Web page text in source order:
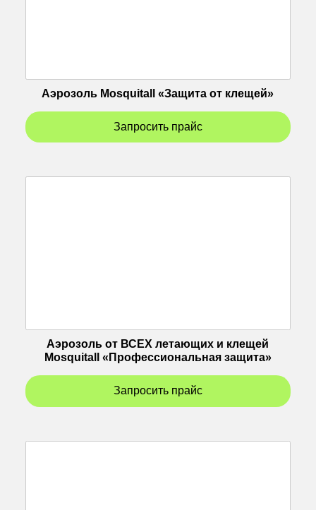
Аэрозоль Mosquitall «Защита от клещей»
Запросить прайс
Аэрозоль от ВСЕХ летающих и клещей
Mosquitall «Профессиональная защита»
Запросить прайс